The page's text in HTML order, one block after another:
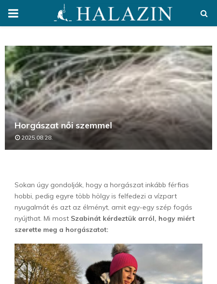
PRIMARY
Horgászat női szemmel
2025.08.28.
Sokan úgy gondolják, hogy a horgászat inkább férfias
hobbi, pedig egyre több hölgy is felfedezi a vízpart
nyugalmát és azt az élményt, amit egy-egy szép fogás
nyújthat. Mi most Szabinát kérdeztük arról, hogy miért
szerette meg a horgászatot: